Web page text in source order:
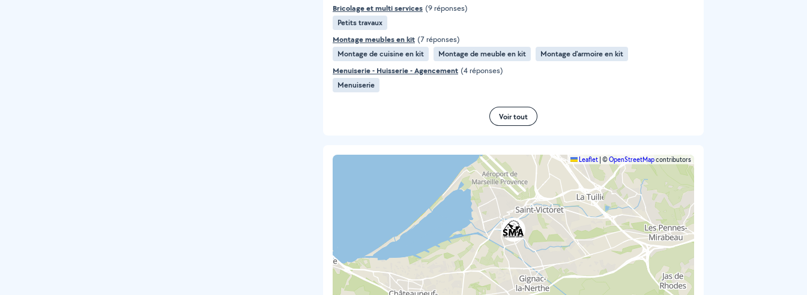
Bricolage et multi services (9 réponses)
Petits travaux
Montage meubles en kit (7 réponses)
Montage de cuisine en kit
Montage de meuble en kit
Montage d'armoire en kit
Menuiserie - Huisserie - Agencement (4 réponses)
Menuiserie
Voir tout
Leaflet ©OpenStreetMapcontributors